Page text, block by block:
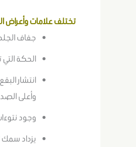
تختلف علامات وأعراض
جفاف
الحكة
انتشار
وأعلى
وجود
يزداد سمك